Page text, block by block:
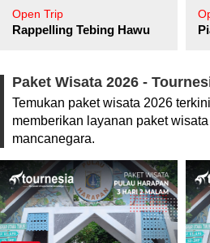
Open Trip
Rappelling Tebing Hawu
Paket Wisata 2026 -
Temukan paket wisata 2026
memberikan layanan paket
mancanegara.